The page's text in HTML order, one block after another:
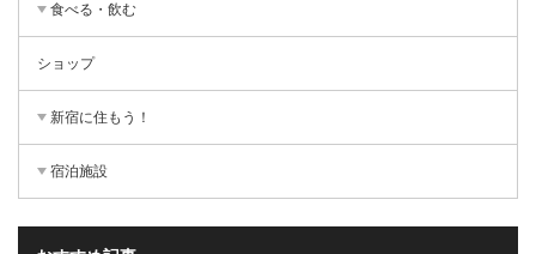
食べる・飲む
ショップ
新宿に住もう！
宿泊施設